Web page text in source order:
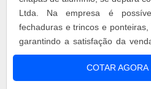
Bus tem a solução ideal
carrocerias de ônibus em
experiência de seus
variados como vidros,
Ltda. Na empresa é
fechaduras e trincos e ponteiras,
garantindo a satisfação da
com foco total na
FUNCIONAMENTO DA
visão analítica sobre
COTAR AGORA